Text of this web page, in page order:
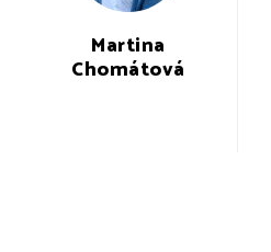
Martina
Chomátová